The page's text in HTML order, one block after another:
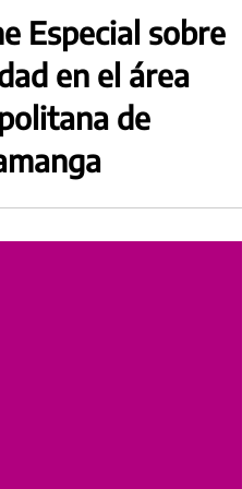
Especial sobre
en el área
de